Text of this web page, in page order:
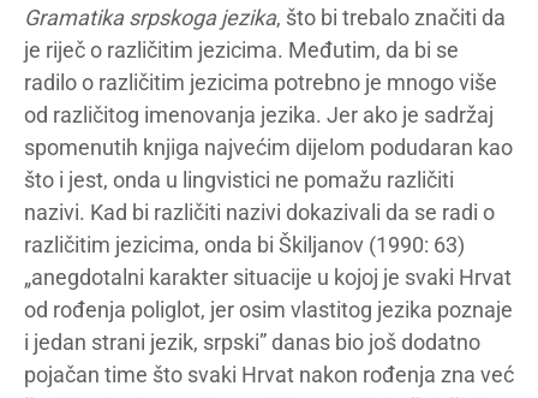
Gramatika srpskoga jezika, što bi trebalo značiti da
je riječ o različitim jezicima. Međutim, da bi se
radilo o različitim jezicima potrebno je mnogo više
od različitog imenovanja jezika. Jer ako je sadržaj
spomenutih knjiga najvećim dijelom podudaran kao
što i jest, onda u lingvistici ne pomažu različiti
nazivi. Kad bi različiti nazivi dokazivali da se radi o
različitim jezicima, onda bi Škiljanov (1990: 63)
„anegdotalni karakter situacije u kojoj je svaki Hrvat
od rođenja poliglot, jer osim vlastitog jezika poznaje
i jedan strani jezik, srpski” danas bio još dodatno
pojačan time što svaki Hrvat nakon rođenja zna već